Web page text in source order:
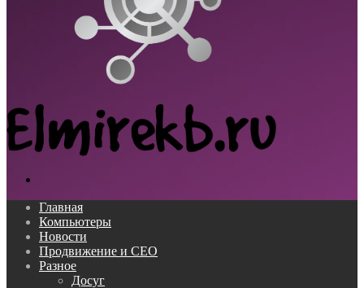
Главная
Компьютеры
Новости
Продвижение и СЕО
Разное
Досуг